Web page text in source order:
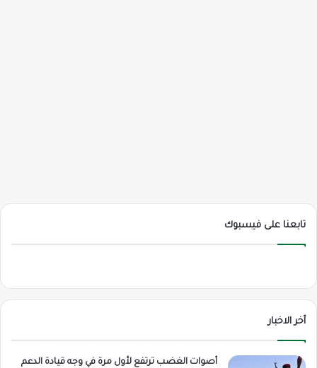
تابعنا على فيسبوك
أخر الاخبار
أصوات الغضب ترتفع لأول مرة في وجه قيادة الدعم